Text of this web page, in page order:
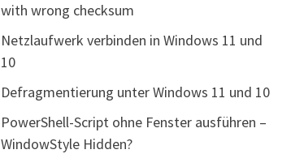
with wrong checksum
Netzlaufwerk verbinden in Windows 11 und
10
Defragmentierung unter Windows 11 und 10
PowerShell-Script ohne Fenster ausführen –
WindowStyle Hidden?